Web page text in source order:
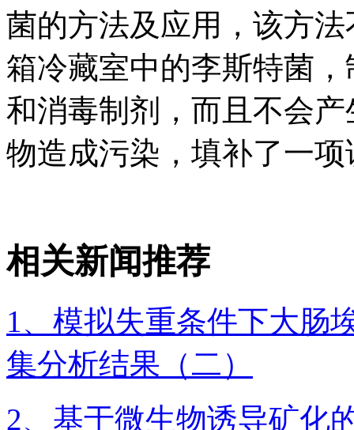
菌的方法及应用，该方
箱冷藏室中的李斯特菌
和消毒制剂，而且不会
物造成污染，填补了一
相关新闻推荐
1、模拟失重条件下大肠
集分析结果（二）
2、基于微生物诱导矿化